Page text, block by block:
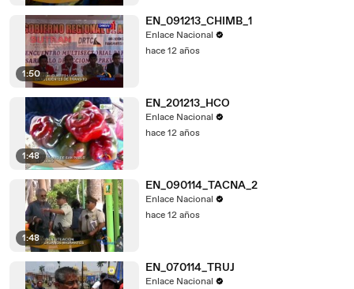
1:50
EN_091213_CHIMB_1
Enlace Nacional
hace 12 años
1:48
EN_201213_HCO
Enlace Nacional
hace 12 años
1:48
EN_090114_TACNA_2
Enlace Nacional
hace 12 años
EN_070114_TRUJ
Enlace Nacional